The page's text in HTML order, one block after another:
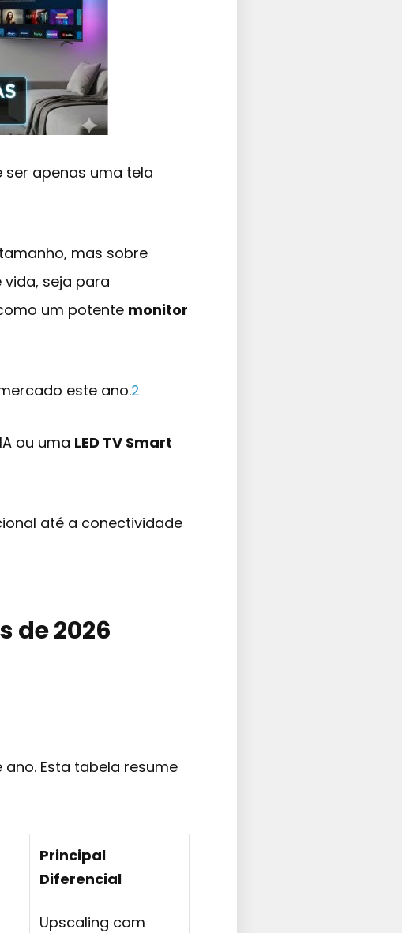
ser apenas uma tela
mas sobre
seja para
um potente monitor
este ano.2
ou uma LED TV Smart
até a conectividade
de 2026
Esta tabela resume
Principal
Diferencial
Upscaling com